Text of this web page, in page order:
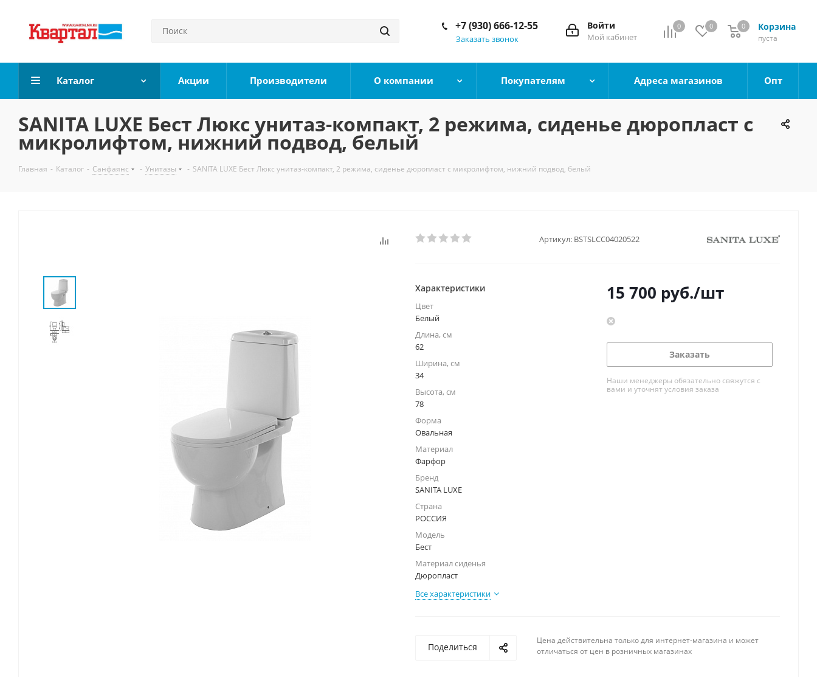
0 0 Корзина
0
пуста
0
Войти
Мой кабинет
+7 (930) 666-12-55
Заказать звонок
Каталог Акции Производители О компании Покупателям Адреса магазинов Опт
SANITA LUXE Бест Люкс унитаз-компакт, 2 режима, сиденье дюропласт с
микролифтом, нижний подвод, белый
Главная - Каталог - Санфаянс - Унитазы - SANITA LUXE Бест Люкс унитаз-компакт, 2 режима, сиденье дюропласт с микролифтом, нижний подвод, белый
Артикул: BSTSLCC04020522
Характеристики
Цвет
Белый
Длина, см
62
Ширина, см
34
Высота, см
78
Форма
Овальная
Материал
Фарфор
Бренд
SANITA LUXE
Страна
РОССИЯ
Модель
Бест
Материал сиденья
Дюропласт
Все характеристики
15 700 руб./шт
Заказать
Наши менеджеры обязательно свяжутся с
вами и уточнят условия заказа
Поделиться
Цена действительна только для интернет-магазина и может
отличаться от цен в розничных магазинах